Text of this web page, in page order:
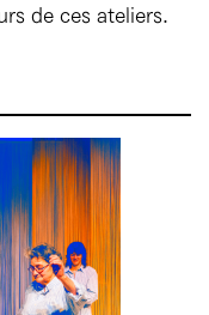
de ces ateliers.